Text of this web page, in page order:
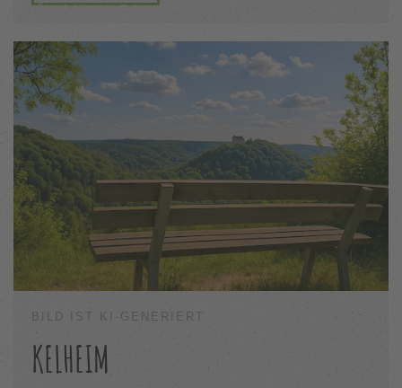
BILD IST KI-GENERIERT
KELHEIM